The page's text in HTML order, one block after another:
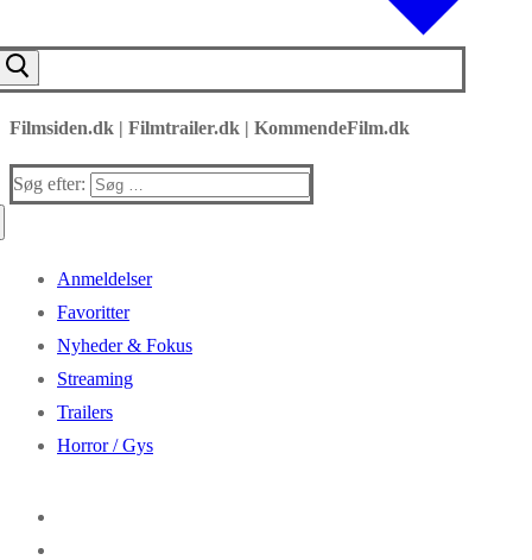
Filmsiden.dk | Filmtrailer.dk | KommendeFilm.dk
Søg efter:
Anmeldelser
Favoritter
Nyheder & Fokus
Streaming
Trailers
Horror / Gys